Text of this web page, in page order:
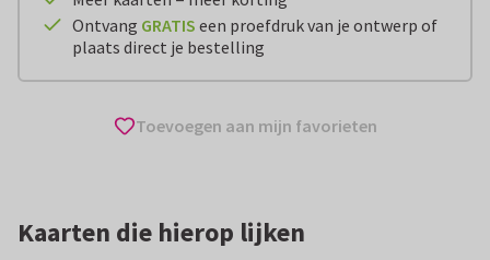
Ontvang GRATIS een proefdruk van je ontwerp of
plaats direct je bestelling
Toevoegen aan mijn favorieten
Kaarten die hierop lijken